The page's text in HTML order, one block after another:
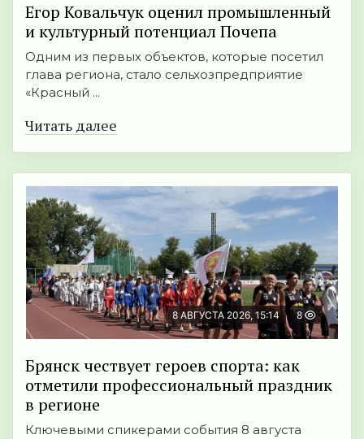
Егор Ковальчук оценил промышленный
и культурный потенциал Почепа
Одним из первых объектов, которые посетил
глава региона, стало сельхозпредприятие
«Красный ...
Читать далее
8 АВГУСТА 2026, 15:14 8
Брянск чествует героев спорта: как
отметили профессиональный праздник
в регионе
Ключевыми спикерами события 8 августа